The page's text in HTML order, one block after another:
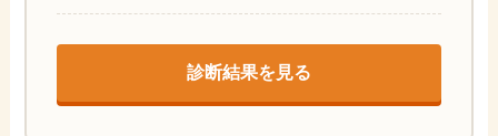
診断結果を見る